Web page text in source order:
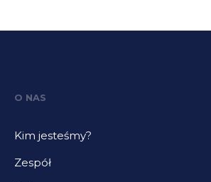
O NAS
Kim jesteśmy?
Zespół